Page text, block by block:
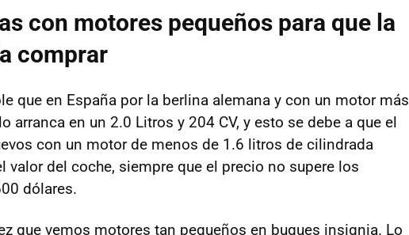
con motores pequeños para que la
comprar
que en España por la berlina alemana y con un motor más
arranca en un 2.0 Litros y 204 CV, y esto se debe a que el
con un motor de menos de 1.6 litros de cilindrada
valor del coche, siempre que el precio no supere los
dólares.
que vemos motores tan pequeños en buques insignia. Lo